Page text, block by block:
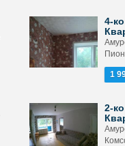
4-
1
2-